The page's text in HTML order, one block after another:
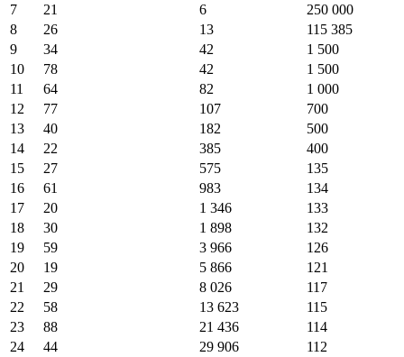
7
21 6
250 000
8
26 13
115 385
9
34 42
1 500
10
78 42
1 500
11
64 82
1 000
12
77 107
700
13
40 182
500
14
22 385
400
15
27 575
135
16
61 983
134
17
20 1 346
133
18
30 1 898
132
19
59 3 966
126
20
19 5 866
121
21
29 8 026
117
22
58 13 623
115
23
88 21 436
114
24
44 29 906
112